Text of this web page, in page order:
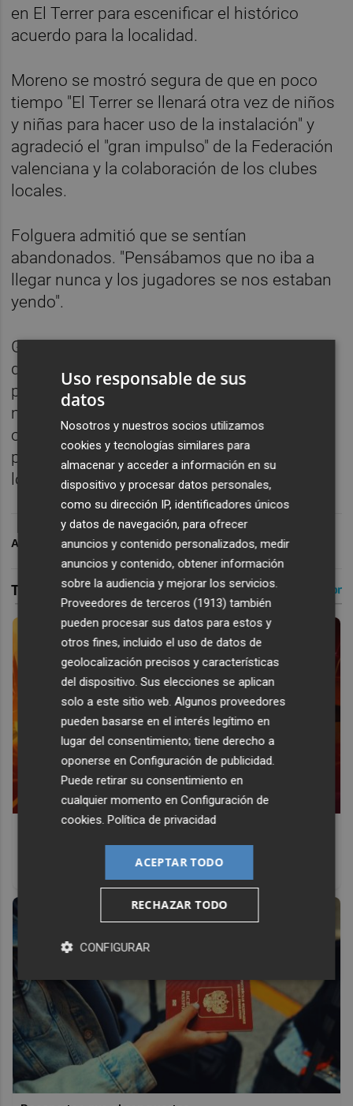
en El Terrer para escenificar el histórico
acuerdo para la localidad.
Moreno se mostró segura de que en poco
tiempo "El Terrer se llenará otra vez de niños
y niñas para hacer uso de la instalación" y
agradeció el "gran impulso" de la Federación
valenciana y la colaboración de los clubes
locales.
Folguera admitió que se sentían
abandonados. "Pensábamos que no iba a
llegar nunca y los jugadores se nos estaban
yendo".
Gomar recordó que visitaron El Terrer pocos
días después de la dana. "Vinimos aquí la
primera semana y... pisar esto parece un
milagro. Después de verlo no puede ser de
otra forma que estemos aquí colaborando
para que puedan jugar otra vez las niñas y
los niños", apuntó.
ARCHIVADO EN FÚTBOL
Uso responsable de sus
datos
Nosotros y nuestros socios utilizamos
cookies y tecnologías similares para
almacenar y acceder a información en su
dispositivo y procesar datos personales,
como su dirección IP, identificadores únicos
y datos de navegación, para ofrecer
anuncios y contenido personalizados, medir
anuncios y contenido, obtener información
sobre la audiencia y mejorar los servicios.
Proveedores de terceros (1913) también
pueden procesar sus datos para estos y
otros fines, incluido el uso de datos de
geolocalización precisos y características
del dispositivo. Sus elecciones se aplican
solo a este sitio web. Algunos proveedores
pueden basarse en el interés legítimo en
lugar del consentimiento; tiene derecho a
oponerse enConfiguración de publicidad
Puede retirar su consentimiento en
cualquier momento enConfiguración de
cookies .Política de privacidad
ACEPTAR TODO
RECHAZAR TODO
CONFIGURAR